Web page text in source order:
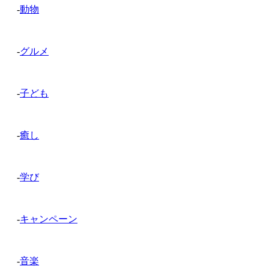
-動物
-グルメ
-子ども
-癒し
-学び
-キャンペーン
-音楽